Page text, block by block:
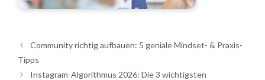
Community richtig aufbauen: 5 geniale Mindset- & Praxis-
Tipps
Instagram-Algorithmus 2026: Die 3 wichtigsten